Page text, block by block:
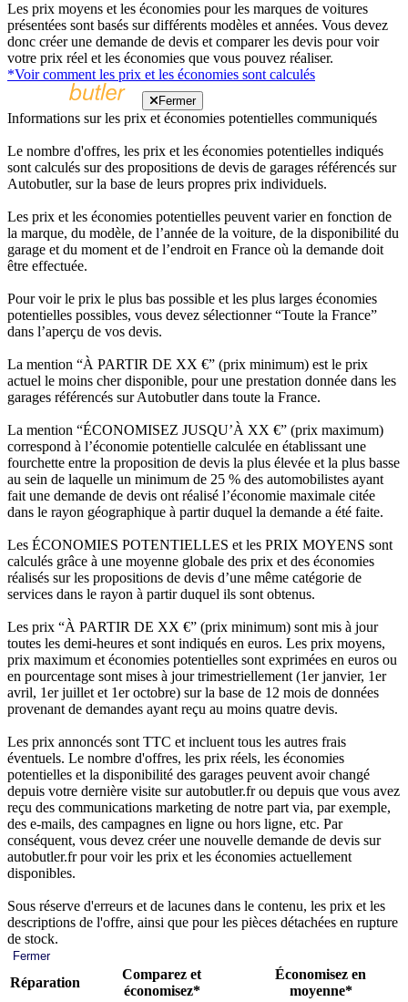
Les prix moyens et les économies pour les marques de voitures
présentées sont basés sur différents modèles et années. Vous devez
donc créer une demande de devis et comparer les devis pour voir
votre prix réel et les économies que vous pouvez réaliser.
*Voir comment les prix et les économies sont calculés
Fermer
Informations sur les prix et économies potentielles communiqués
Le nombre d'offres, les prix et les économies potentielles indiqués
sont calculés sur des propositions de devis de garages référencés sur
Autobutler, sur la base de leurs propres prix individuels.
Les prix et les économies potentielles peuvent varier en fonction de
la marque, du modèle, de l’année de la voiture, de la disponibilité du
garage et du moment et de l’endroit en France où la demande doit
être effectuée.
Pour voir le prix le plus bas possible et les plus larges économies
potentielles possibles, vous devez sélectionner “Toute la France”
dans l’aperçu de vos devis.
La mention “À PARTIR DE XX €” (prix minimum) est le prix
actuel le moins cher disponible, pour une prestation donnée dans les
garages référencés sur Autobutler dans toute la France.
La mention “ÉCONOMISEZ JUSQU’À XX €” (prix maximum)
correspond à l’économie potentielle calculée en établissant une
fourchette entre la proposition de devis la plus élevée et la plus basse
au sein de laquelle un minimum de 25 % des automobilistes ayant
fait une demande de devis ont réalisé l’économie maximale citée
dans le rayon géographique à partir duquel la demande a été faite.
Les ÉCONOMIES POTENTIELLES et les PRIX MOYENS sont
calculés grâce à une moyenne globale des prix et des économies
réalisés sur les propositions de devis d’une même catégorie de
services dans le rayon à partir duquel ils sont obtenus.
Les prix “À PARTIR DE XX €” (prix minimum) sont mis à jour
toutes les demi-heures et sont indiqués en euros. Les prix moyens,
prix maximum et économies potentielles sont exprimées en euros ou
en pourcentage sont mises à jour trimestriellement (1er janvier, 1er
avril, 1er juillet et 1er octobre) sur la base de 12 mois de données
provenant de demandes ayant reçu au moins quatre devis.
Les prix annoncés sont TTC et incluent tous les autres frais
éventuels. Le nombre d'offres, les prix réels, les économies
potentielles et la disponibilité des garages peuvent avoir changé
depuis votre dernière visite sur autobutler.fr ou depuis que vous avez
reçu des communications marketing de notre part via, par exemple,
des e-mails, des campagnes en ligne ou hors ligne, etc. Par
conséquent, vous devez créer une nouvelle demande de devis sur
autobutler.fr pour voir les prix et les économies actuellement
disponibles.
Sous réserve d'erreurs et de lacunes dans le contenu, les prix et les
descriptions de l'offre, ainsi que pour les pièces détachées en rupture
de stock.
Fermer
Réparation
Comparez et
économisez*
Économisez en
moyenne*